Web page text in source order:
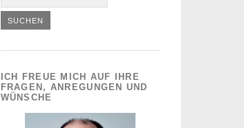
ICH FREUE MICH AUF IHRE
FRAGEN, ANREGUNGEN UND
WÜNSCHE